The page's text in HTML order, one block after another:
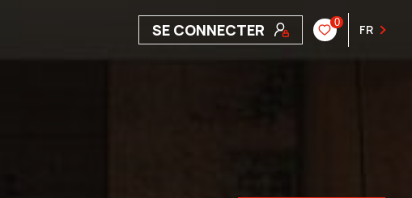
SE CONNECTER 0 FR